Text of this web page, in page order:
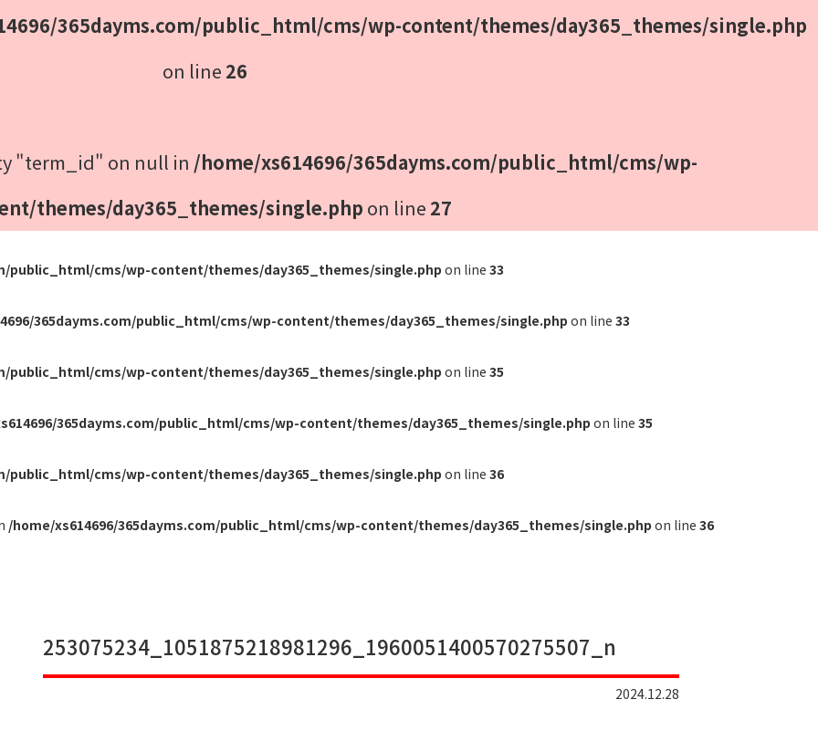
365dayms.com/public_html/cms/wp-content/themes/day365_themes/single.php
on line 26
"term_id" on null in /home/xs614696/365dayms.com/public_html/cms/wp-
themes/day365_themes/single.php on line 27
public_html/cms/wp-content/themes/day365_themes/single.php on line 33
365dayms.com/public_html/cms/wp-content/themes/day365_themes/single.php on line 33
public_html/cms/wp-content/themes/day365_themes/single.php on line 35
365dayms.com/public_html/cms/wp-content/themes/day365_themes/single.php on line 35
public_html/cms/wp-content/themes/day365_themes/single.php on line 36
/home/xs614696/365dayms.com/public_html/cms/wp-content/themes/day365_themes/single.php on line 36
253075234_1051875218981296_1960051400570275507_n
2024.12.28